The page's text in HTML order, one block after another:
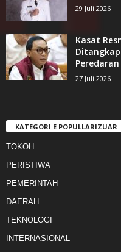
29 Juli 2026
Kasat
27 Juli 2026
KATEGORI E POPULLARIZUAR
TOKOH
PERISTIWA
PEMERINTAH
DAERAH
TEKNOLOGI
INTERNASIONAL